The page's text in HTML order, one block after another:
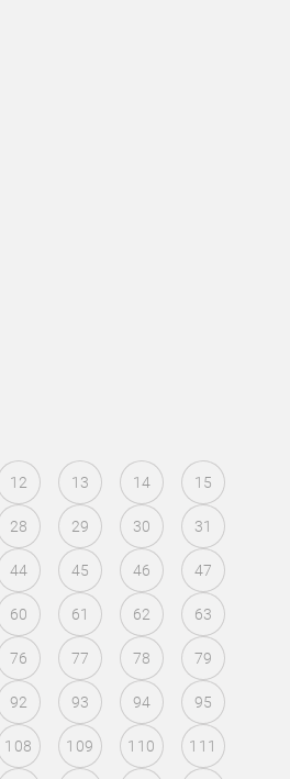
12 13 14 15
28 29 30 31
44 45 46 47
60 61 62 63
76 77 78 79
92 93 94 95
108 109 110 111